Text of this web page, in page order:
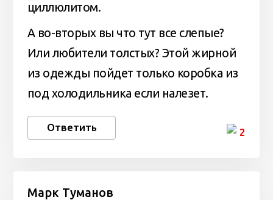
циллюлитом.
А во-вторых вы что тут все слепые?
Или любители толстых? Этой жирной
из одежды пойдет только коробка из
под холодильника если налезет.
Ответить 2
Марк Туманов